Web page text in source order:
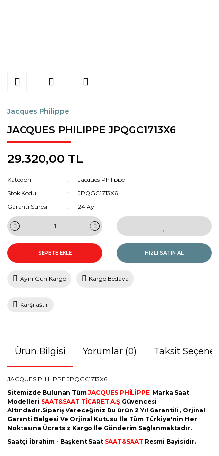
Jacques Philippe
JACQUES PHILIPPE JPQGC1713X6
29.320,00 TL
Kategori
Jacques Philippe
Stok Kodu
JPQGC1713X6
Garanti Süresi
24 Ay
SEPETE EKLE HIZLI SATIN AL
Aynı Gün Kargo Kargo Bedava
Karşılaştır
Ürün Bilgisi Yorumlar (0) Taksit
JACQUES PHILIPPE JPQGC1713X6
Sitemizde Bulunan Tüm JACQUES PHİLİPPE Marka Saat
Modelleri SAAT&SAAT TİCARET A.Ş Güvencesi
Altındadır.Sipariş Vereceğiniz Bu ürün 2 Yıl Garantili , Orjinal
Garanti Belgesi Ve Orjinal Kutusu İle Tüm Türkiye'nin Her
Noktasına Ücretsiz Kargo İle Gönderim Sağlanmaktadır.
Saatçi İbrahim - Başkent Saat SAAT&SAAT Resmi Bayisidir.